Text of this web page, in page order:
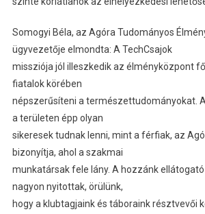
Somogyi Béla, az Agóra Tudományos
ügyvezetője elmondta: A TechCsajok
missziója jól illeszkedik az élményközpont
fiatalok körében
népszerűsíteni a természettudományokat.
a területen épp olyan
sikeresek tudnak lenni, mint a férfiak, az
bizonyítja, ahol a szakmai
munkatársak fele lány. A hozzánk
nagyon nyitottak, örülünk,
hogy a klubtagjaink és táboraink résztvevői